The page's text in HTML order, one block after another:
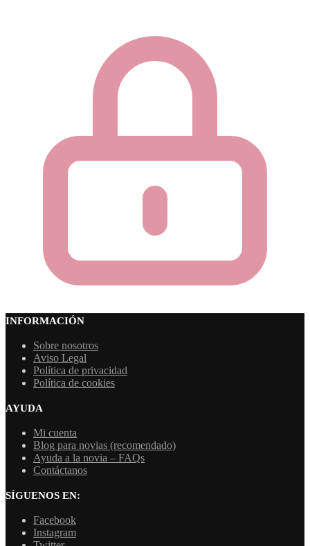
INFORMACIÓN
Sobre nosotros
Aviso Legal
Política de privacidad
Política de cookies
AYUDA
Mi cuenta
Blog para novias (recomendado)
Ayuda a la novia – FAQs
Contáctanos
SÍGUENOS EN:
Facebook
Instagram